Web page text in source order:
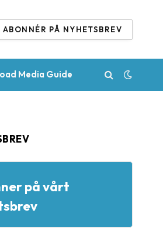
ABONNÉR PÅ NYHETSBREV
Media Guide
på vårt